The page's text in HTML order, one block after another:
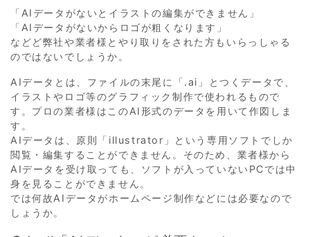
「AIデータがないとイラストの編集ができません」
「AIデータがないからロゴが粗くなります」
などど弊社や業者様とやり取りをされた方もいらっしゃる
のではないでしょうか。
AIデータとは、ファイルの末尾に「.ai」とつくデータで、
イラストやロゴ等のグラフィック制作で使われるもので
す。プロの業者様はこのAI形式のデータを用いて作図しま
す。
AIデータは、原則「illustrator」という専用ソフトでしか
閲覧・編集することができません。そのため、業者様から
AIデータを受け取っても、ソフトが入っていないPCでは中
身を見ることができません。
では何故AIデータがホームページ制作などには必要なので
しょうか。